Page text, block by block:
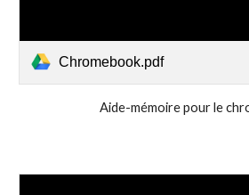
Chromebook.pdf
Aide-mémoire pour le